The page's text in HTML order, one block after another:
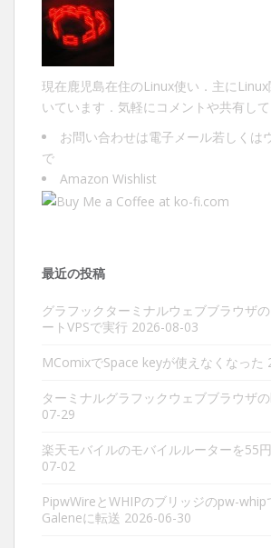
現在鹿児島在住のLinux使い．主に
いています．気軽にコメントや共有して
お問い合わせは電子メール若しくは
で
Amazon Wishlist
最近の投稿
グラフックターミナルウェブブラウザ
ートVPSで実行 2026-08-03
MComixでSpace keyが使えなくなった
ターミナルグラフックウェブブラウザ
07-29
楽天モバイルのモバイルルーターを55
07-02
PipwWireとWHIPのブリッジのpw-whip
Galeneに転送 2026-06-30